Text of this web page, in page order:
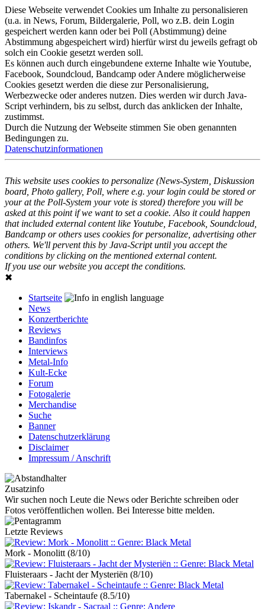
Diese Webseite verwendet Cookies um Inhalte zu personalisieren
(u.a. in News, Forum, Bildergalerie, Poll, wo z.B. dein Login
gespeichert werden kann oder bei Poll (Abstimmung) deine
Abstimmung abgespeichert wird) hierfür wirst du jeweils gefragt ob
solch ein Cookie gesetzt werden soll.
Es können auch durch eingebundene externe Inhalte wie Youtube,
Facebook, Soundcloud, Bandcamp oder Andere möglicherweise
Cookies gesetzt werden die diese zur Personalisierung,
Werbezwecke oder anderes nutzen. Dies werden wir durch Java-
Script verhindern, bis zu selbst, durch das anklicken der Inhalte,
zustimmst.
Durch die Nutzung der Webseite stimmen Sie oben genannten
Bedingungen zu.
Datenschutzinformationen
This website uses cookies to personalize (News-System, Diskussion
board, Photo gallery, Poll, where e.g. your login could be stored or
your at the Poll-System your vote is stored) therefore you will be
asked at this point if we want to set a cookie. Also it could happen
that included external content like Youtube, Facebook, Soundcloud,
Bandcamp or others uses cookies for personalize, advertising other
others. We'll pervent this by Java-Script until you accept the
conditions by clicking on the mentioned external content.
If you use our website you accept the conditions.
✖
Startseite
News
Konzertberichte
Reviews
Bandinfos
Interviews
Metal-Info
Kult-Ecke
Forum
Fotogalerie
Merchandise
Suche
Banner
Datenschutzerklärung
Disclaimer
Impressum / Anschrift
Zusatzinfo
Wir suchen noch Leute die News oder Berichte schreiben oder
Fotos veröffentlichen wollen. Bei Interesse bitte melden.
Letzte Reviews
Mork - Monolitt (8/10)
Fluisteraars - Jacht der Mysteriën (8/10)
Tabernakel - Scheintaufe (8.5/10)